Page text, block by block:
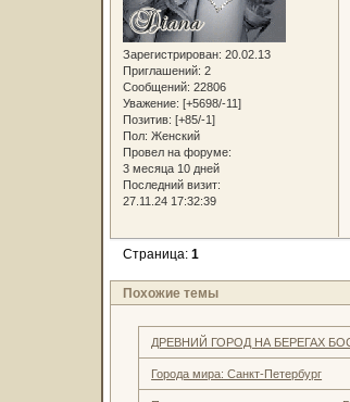
Зарегистрирован: 20.02.13
Приглашений: 2
Сообщений: 22806
Уважение: [+5698/-11]
Позитив: [+85/-1]
Пол: Женский
Провел на форуме:
3 месяца 10 дней
Последний визит:
27.11.24 17:32:39
Страница: 1
Похожие темы
ДРЕВНИЙ ГОРОД НА БЕРЕГАХ
Города мира: Санкт-Петербург